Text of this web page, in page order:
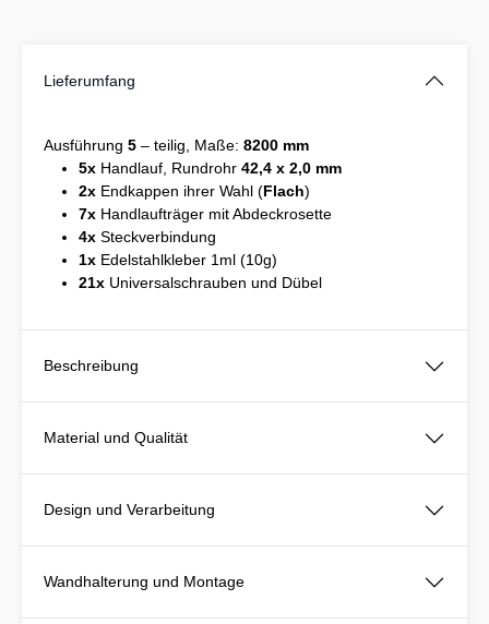
Lieferumfang
Ausführung 5 – teilig, Maße: 8200 mm
5x Handlauf, Rundrohr 42,4 x 2,0 mm
2x Endkappen ihrer Wahl (Flach)
7x Handlaufträger mit Abdeckrosette
4x Steckverbindung
1x Edelstahlkleber 1ml (10g)
21x Universalschrauben und Dübel
Beschreibung
Material und Qualität
Design und Verarbeitung
Wandhalterung und Montage